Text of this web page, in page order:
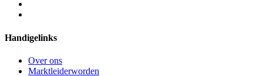
Handigelinks
Over ons
Marktleiderworden